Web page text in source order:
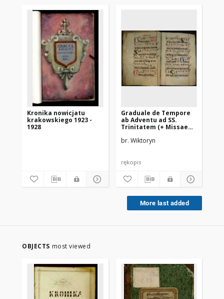
Kronika nowicjatu
krakowskiego 1923 -
1928
Graduale de Tempore
ab Adventu ad SS.
Trinitatem (+ Missae
br. Wiktoryn
rękopis
More last added
OBJECTS most viewed